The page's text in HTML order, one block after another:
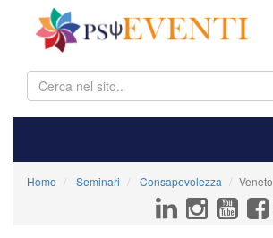
Home Seminari Consapevolezza Veneto